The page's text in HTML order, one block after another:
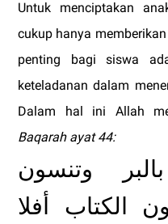
Untuk menciptakan
cukup hanya
penting bagi siswa
keteladanan dalam
Dalam hal ini Allah
Baqarah ayat 44:
وتنسون
الكتاب أفلا